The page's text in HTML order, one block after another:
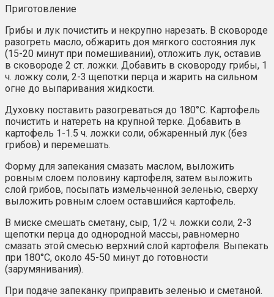
Приготовление
Грибы и лук почистить и некрупно нарезать. В сковороде
разогреть масло, обжарить доя мягкого состояния лук
(15-20 минут при помешивании), отложить лук, оставив
в сковороде 2 ст. ложки. Добавить в сковороду грибы, 1
ч. ложку соли, 2-3 щепотки перца и жарить на сильном
огне до выпаривания жидкости.
Духовку поставить разогреваться до 180°С. Картофель
почистить и натереть на крупной терке. Добавить в
картофель 1-1.5 ч. ложки соли, обжаренный лук (без
грибов) и перемешать.
Форму для запекания смазать маслом, выложить
ровным слоем половину картофеля, затем выложить
слой грибов, посыпать измельченной зеленью, сверху
выложить ровным слоем оставшийся картофель.
В миске смешать сметану, сыр, 1/2 ч. ложки соли, 2-3
щепотки перца до однородной массы, равномерно
смазать этой смесью верхний слой картофеля. Выпекать
при 180°С, около 45-50 минут до готовности
(зарумянивания).
При подаче запеканку приправить зеленью и сметаной.